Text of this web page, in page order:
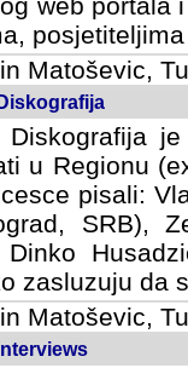
Matoševic,
Diskografija
u Regionu
pisali:
SRB),
Dinko
zasluzuju da
Matoševic,